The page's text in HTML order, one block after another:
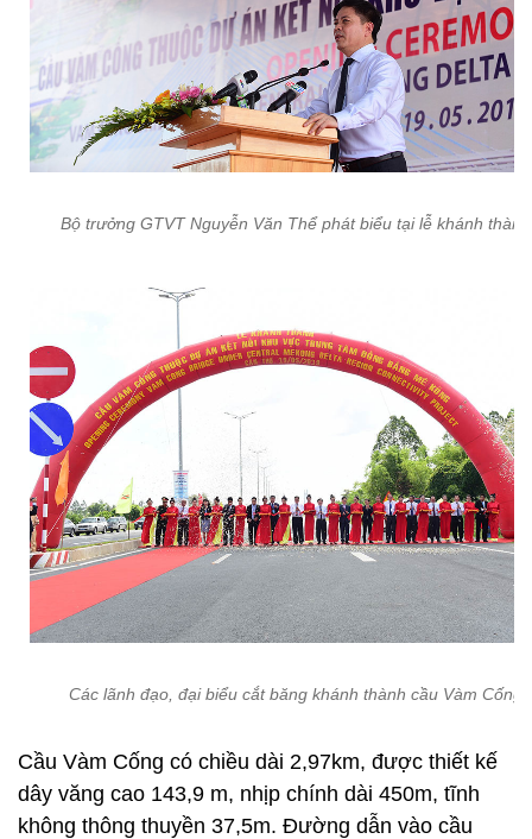
Bộ trưởng GTVT Nguyễn Văn Thể phát biểu tại lễ khánh thành
Các lãnh đạo, đại biểu cắt băng khánh thành cầu Vàm Cống
Cầu Vàm Cống có chiều dài 2,97km, được thiết kế
dây văng cao 143,9 m, nhịp chính dài 450m, tĩnh
không thông thuyền 37,5m. Đường dẫn vào cầu